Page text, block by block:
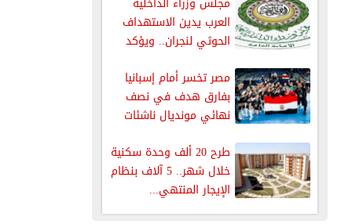
العرب يدين الاستهداف
الحوثي لنجران.. ويؤكد
مصر تخسر أمام إسبانيا
بفارق هدف في نصف
نهائي مونديال ناشئات
طرح 20 ألف وحدة سكنية
خلال شهر.. 5 آلاف بنظام
الإيجار المنتهي...